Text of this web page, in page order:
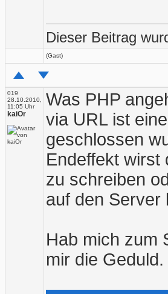
Dieser Beitrag
(Gast)
019
28.10.2010,
11:05 Uhr
kaiOr
Was PHP
via URL ist
geschlossen
Endeffekt wirst
zu schreiben
auf den Server
Hab mich zum
mir die Geduld.